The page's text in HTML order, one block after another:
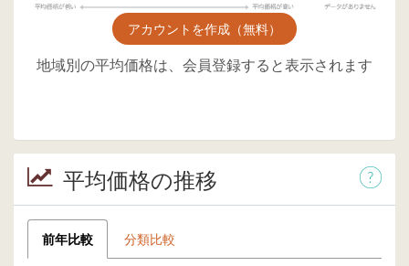
アカウントを作成（無料）
地域別の平均価格は、会員登録すると表示されます
平均価格の推移
前年比較 分類比較